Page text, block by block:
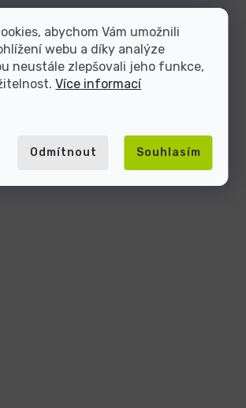
abychom Vám umožnili
webu a díky analýze
neustále zlepšovali jeho funkce,
Více informací
Odmítnout Souhlasím